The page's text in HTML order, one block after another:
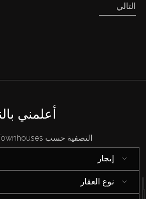
التالي
أعلمني
التصفية حسب Noor Townhouses:
إيجار
نوع العقار